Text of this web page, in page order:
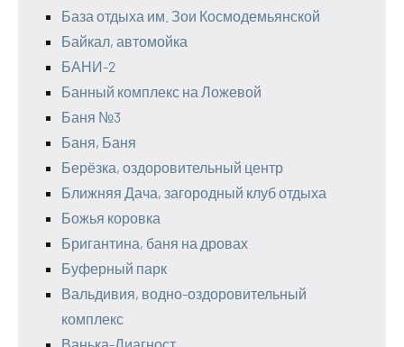
База отдыха им. Зои Космодемьянской
Байкал, автомойка
БАНИ-2
Банный комплекс на Ложевой
Баня №3
Баня, Баня
Берёзка, оздоровительный центр
Ближняя Дача, загородный клуб отдыха
Божья коровка
Бригантина, баня на дровах
Буферный парк
Вальдивия, водно-оздоровительный
комплекс